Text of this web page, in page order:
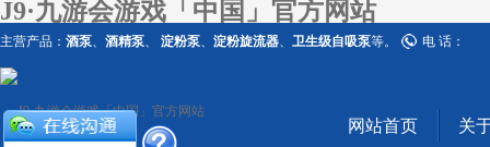
J9·九游会游戏「中国」官方网站
主营产品： 酒泵、 酒精泵、 淀粉泵、 淀粉旋流器、 卫生级自吸泵等。 电 话：
网站首页 关